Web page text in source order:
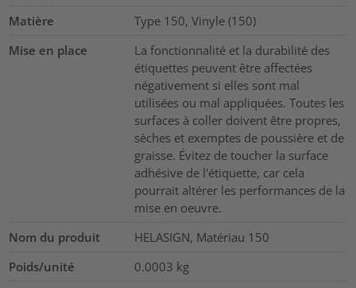
Matière
Type 150, Vinyle (150)
Mise en place
La fonctionnalité et la durabilité des
étiquettes peuvent être affectées
négativement si elles sont mal
utilisées ou mal appliquées. Toutes les
surfaces à coller doivent être propres,
sèches et exemptes de poussière et de
graisse. Évitez de toucher la surface
adhésive de l'étiquette, car cela
pourrait altérer les performances de la
mise en oeuvre.
Nom du produit
HELASIGN, Matériau 150
Poids/unité
0.0003 kg